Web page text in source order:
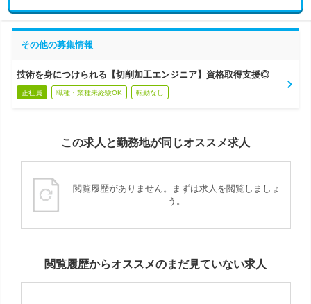
その他の募集情報
技術を身につけられる【切削加工エンジニア】資格取得支援◎
正社員 職種・業種未経験OK 転勤なし
この求人と勤務地が同じオススメ求人
閲覧履歴がありません。まずは求人を閲覧しましょ
う。
閲覧履歴からオススメのまだ見ていない求人